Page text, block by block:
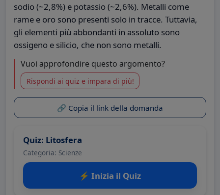
sodio (~2,8%) e potassio (~2,6%). Metalli come
rame e oro sono presenti solo in tracce. Tuttavia,
gli elementi più abbondanti in assoluto sono
ossigeno e silicio, che non sono metalli.
Vuoi approfondire questo argomento?
Rispondi ai quiz e impara di più!
🔗 Copia il link della domanda
Quiz: Litosfera
Categoria: Scienze
⚡ Inizia il Quiz